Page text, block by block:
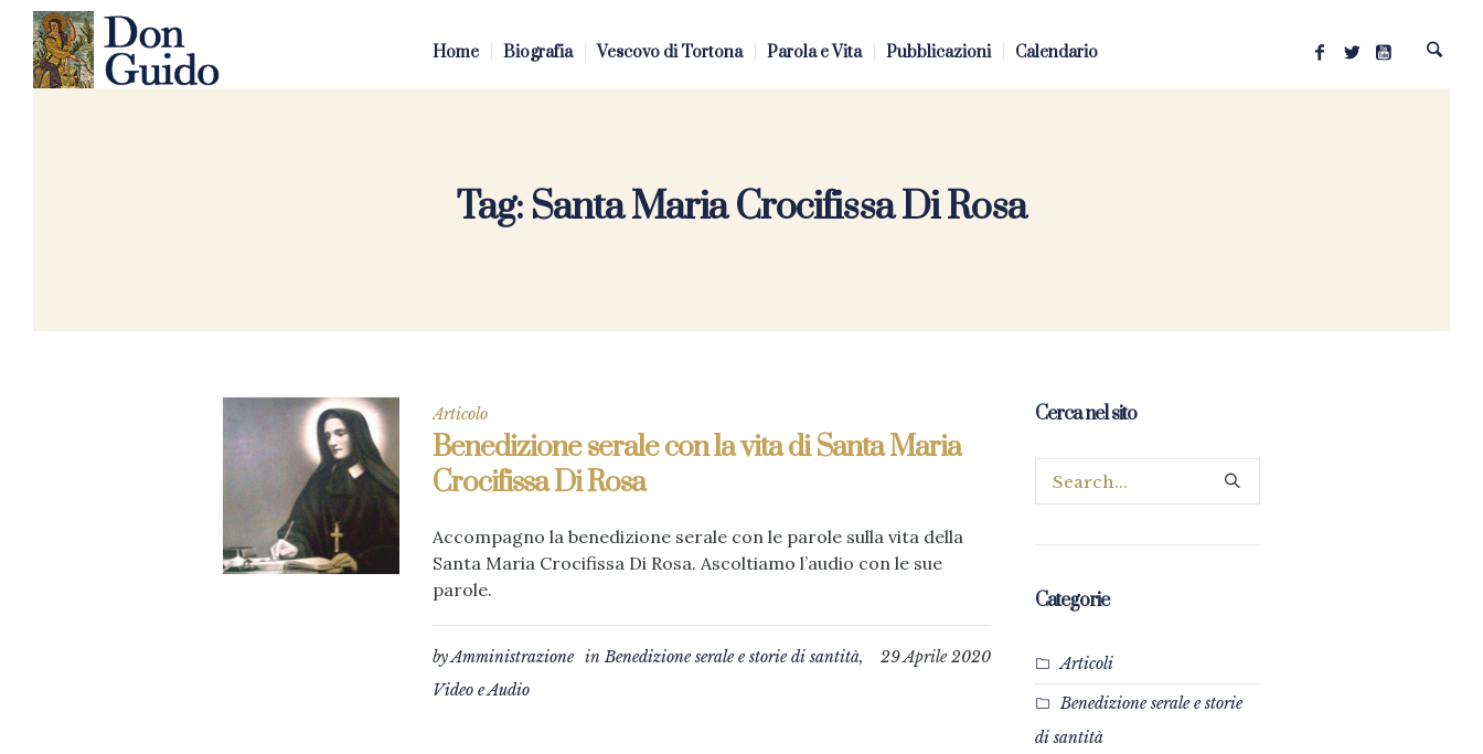
Home Biografia Vescovo di Tortona Parola e Vita Pubblicazioni Calendario
Tag: Santa Maria Crocifissa Di Rosa
Articolo
Benedizione serale con la vita di Santa Maria
Crocifissa Di Rosa
Accompagno la benedizione serale con le parole sulla vita della
Santa Maria Crocifissa Di Rosa. Ascoltiamo l’audio con le sue
parole.
29 Aprile 2020
byAmministrazione inBenedizione serale e storie di santità,
Video e Audio
Cerca nel sito
Categorie
Articoli
Benedizione serale e storie
di santità